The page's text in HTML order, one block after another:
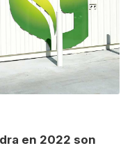
en 2022 son